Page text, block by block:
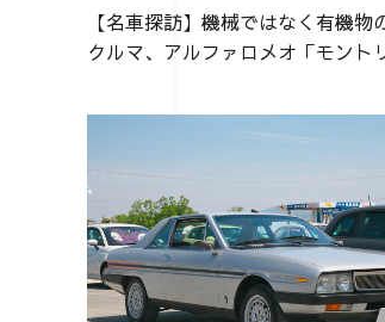
【名車探訪】機械ではなく有機物
クルマ、アルファロメオ「モント